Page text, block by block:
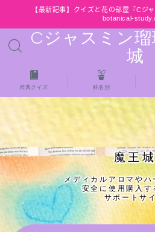
【最新記事】クイズと花の部屋『Cジ
botanical-
Cジャスミン瑠
城
MENU
HOME
【最新】クイズと花の部屋
★全種/アロマハーブスパイ
イズ＆プチ辞典
★アロマ検定＋αクイズ
★アロマハーブ傾向チェック
辞典クイズ 科名別
魔王
メディカルアロマや
安全に使用購入す
サポートサ